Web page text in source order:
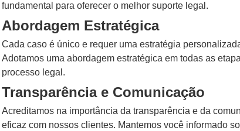
fundamental para oferecer o melhor suporte legal.
Abordagem Estratégica
Cada caso é único e requer uma estratégia
Adotamos uma abordagem estratégica em todas as
processo legal.
Transparência e Comunicação
Acreditamos na importância da transparência e da
eficaz com nossos clientes. Mantemos você informado